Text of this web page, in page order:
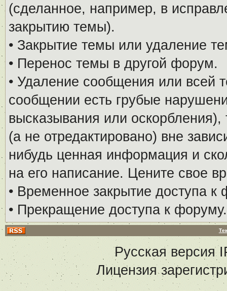
(сделанное, например, в
закрытию темы).
• Закрытие темы или удаление
• Перенос темы в другой форум.
• Удаление сообщения или всей
сообщении есть грубые
высказывания или
(а не отредактировано) вне
нибудь ценная информация и
на его написание. Цените свое
• Временное закрытие доступа к
• Прекращение доступа к форуму.
Русская версия
Лицензия